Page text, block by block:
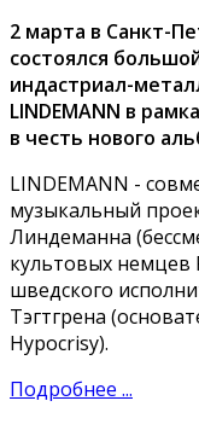
2 марта в Санкт-
состоялся
индастриал-
LINDEMANN в
в честь нового
LINDEMANN -
музыкальный
Линдеманна
культовых немцев
шведского
Тэгтгрена
Hypocrisy).
Подробнее ...